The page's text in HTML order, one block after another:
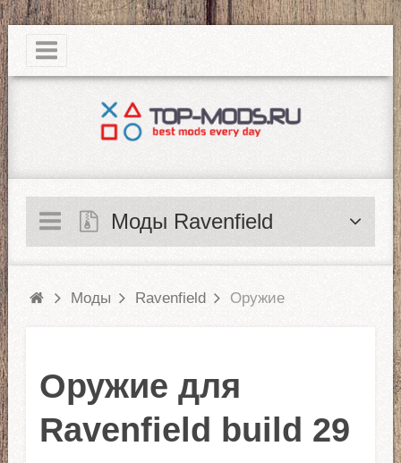
|
Моды Ravenfield
Моды Ravenfield Оружие
Оружие для
Ravenfield build 29